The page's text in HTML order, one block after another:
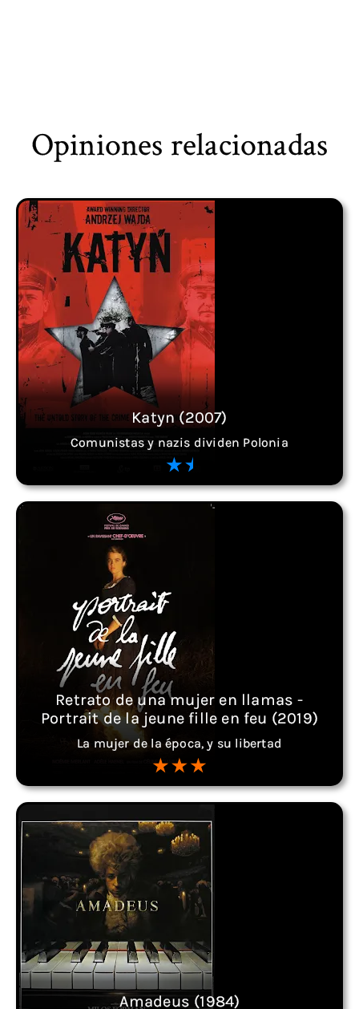
Opiniones relacionadas
Katyn (2007)
Comunistas y nazis dividen Polonia
Retrato de una mujer en llamas -
Portrait de la jeune fille en feu (2019)
La mujer de la época, y su libertad
Amadeus (1984)